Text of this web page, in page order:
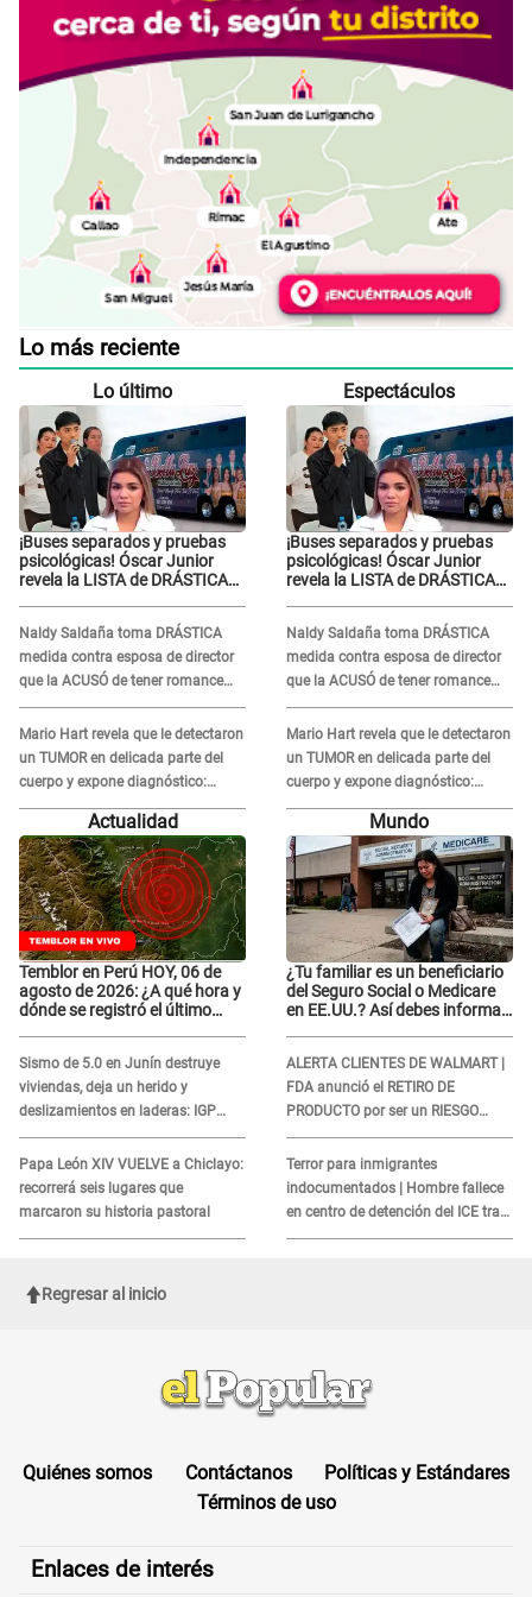
Lo más reciente
Lo último
¡Buses separados y pruebas
psicológicas! Óscar Junior
revela la LISTA de DRÁSTICAS
Naldy Saldaña
Naldy Saldaña toma DRÁSTICA
medida contra esposa de director
que la ACUSÓ de tener romance
con él: "Muy triste..."
Mario Hart revela que le detectaron
un TUMOR en delicada parte del
cuerpo y expone diagnóstico:
"Dolores muy fuertes..."
Espectáculos
¡Buses separados y pruebas
psicológicas! Óscar Junior
revela la LISTA de DRÁSTICAS
Naldy Saldaña
Naldy Saldaña toma DRÁSTICA
medida contra esposa de director
que la ACUSÓ de tener romance
con él: "Muy triste..."
Mario Hart revela que le detectaron
un TUMOR en delicada parte del
cuerpo y expone diagnóstico:
"Dolores muy fuertes..."
Actualidad
Temblor en Perú HOY, 06 de
agosto de 2026: ¿A qué hora y
dónde se registró el último
Sismo de 5.0 en Junín destruye
viviendas, deja un herido y
deslizamientos en laderas: IGP
alerta sobre posibles réplicas
Papa León XIV VUELVE a Chiclayo:
recorrerá seis lugares que
marcaron su historia pastoral
Mundo
¿Tu familiar es un beneficiario
del Seguro Social o Medicare
en EE.UU.? Así debes informar
ALERTA CLIENTES DE WALMART |
FDA anunció el RETIRO DE
PRODUCTO por ser un RIESGO
MORTAL para consumidores: ¿Cuál
es?
Terror para inmigrantes
indocumentados | Hombre fallece
en centro de detención del ICE tras
sufrir una "emergencia médica"
Regresar al inicio
Quiénes somos Contáctanos
Políticas y Estándares
Términos de uso
Enlaces de interés